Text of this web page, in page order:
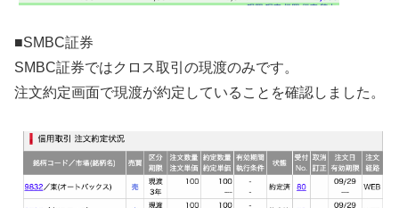
■SMBC証券
SMBC証券ではクロス取引の現渡のみです。
注文約定画面で現渡が約定していることを確認しました。